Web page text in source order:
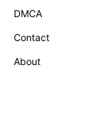
DMCA
Contact
About